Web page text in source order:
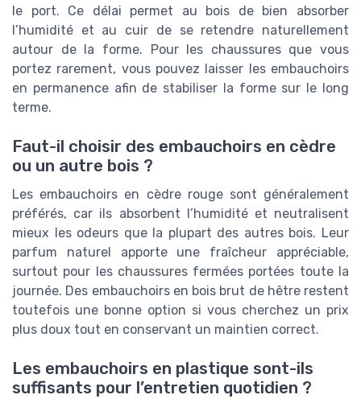
le port. Ce délai permet au bois de bien absorber
l’humidité et au cuir de se retendre naturellement
autour de la forme. Pour les chaussures que vous
portez rarement, vous pouvez laisser les embauchoirs
en permanence afin de stabiliser la forme sur le long
terme.
Faut-il choisir des embauchoirs en cèdre
ou un autre bois ?
Les embauchoirs en cèdre rouge sont généralement
préférés, car ils absorbent l’humidité et neutralisent
mieux les odeurs que la plupart des autres bois. Leur
parfum naturel apporte une fraîcheur appréciable,
surtout pour les chaussures fermées portées toute la
journée. Des embauchoirs en bois brut de hêtre restent
toutefois une bonne option si vous cherchez un prix
plus doux tout en conservant un maintien correct.
Les embauchoirs en plastique sont-ils
suffisants pour l’entretien quotidien ?